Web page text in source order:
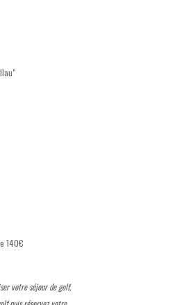
140€
votre séjour de golf,